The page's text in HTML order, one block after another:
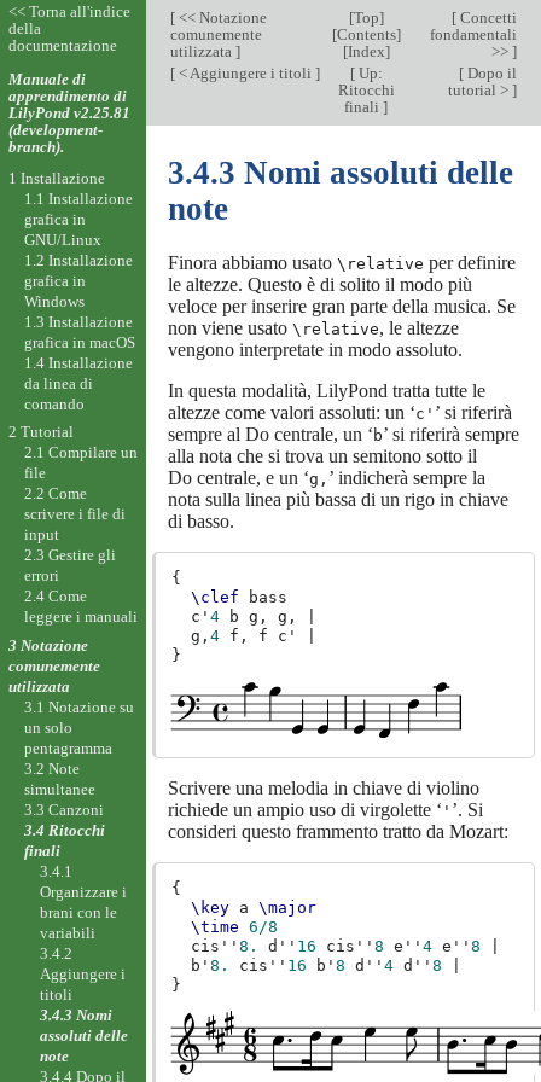
[<< Notazione
comunemente
utilizzata ]
[Top]
[Contents]
[Index]
[Concetti
fondamentali
>> ]
[< Aggiungere i titoli ] [Up:
Ritocchi
finali]
[Dopo il
tutorial > ]
3.4.3 Nomi assoluti delle
note
Finora abbiamo usato \relative per definire
le altezze. Questo è di solito il modo più
veloce per inserire gran parte della musica. Se
non viene usato \relative, le altezze
vengono interpretate in modo assoluto.
In questa modalità, LilyPond tratta tutte le
altezze come valori assoluti: un ‘c' ’ si riferirà
sempre al Do centrale, un ‘ b’ si riferirà sempre
alla nota che si trova un semitono sotto il
Do centrale, e un ‘g, ’ indicherà sempre la
nota sulla linea più bassa di un rigo in chiave
di basso.
{
\clef
bass
c' 4 b g, g,
g, 4 f, f c'
}
Scrivere una melodia in chiave di violino
richiede un ampio uso di virgolette ‘ ' ’. Si
consideri questo frammento tratto da Mozart:
{
\key
a \major
\time 6/8
cis'' 8. d'' 16 cis'' 8 e'' 4 e'' 8
b' 8. cis'' 16 b' 8 d'' 4 d'' 8
}
<< Torna all'indice
della
documentazione
Manuale di
apprendimento di
LilyPond v2.25.81
(development-
branch).
1 Installazione
1.1 Installazione
grafica in
GNU/Linux
1.2 Installazione
grafica in
Windows
1.3 Installazione
grafica in macOS
1.4 Installazione
da linea di
comando
2 Tutorial
2.1 Compilare un
file
2.2 Come
scrivere i file di
input
2.3 Gestire gli
errori
2.4 Come
leggere i manuali
3 Notazione
comunemente
utilizzata
3.1 Notazione su
un solo
pentagramma
3.2 Note
simultanee
3.3 Canzoni
3.4 Ritocchi
finali
3.4.1
Organizzare i
brani con le
variabili
3.4.2
Aggiungere i
titoli
3.4.3 Nomi
assoluti delle
note
3.4.4 Dopo il